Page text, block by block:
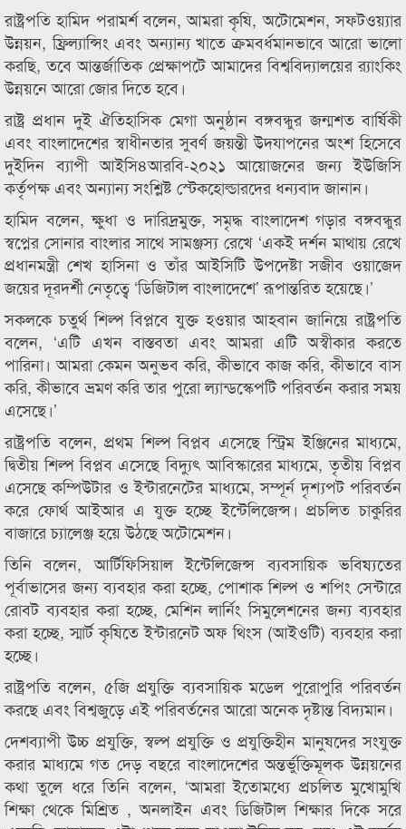
রাষ্ট্রপতি হামিদ পরামর্শ বলেন, আমরা কৃষি, অটোমেশন, সফটওয়্যার
উন্নয়ন, ফ্রিল্যান্সিং এবং অন্যান্য খাতে ক্রমবর্ধমানভাবে আরো ভালো
করছি, তবে আন্তর্জাতিক প্রেক্ষাপটে আমাদের বিশ্ববিদ্যালয়ের র‌্যাংকিং
উন্নয়নে আরো জোর দিতে হবে।
রাষ্ট্র প্রধান দুই ঐতিহাসিক মেগা অনুষ্ঠান বঙ্গবন্ধুর জন্মশত বার্ষিকী
এবং বাংলাদেশের স্বাধীনতার সুবর্ণ জয়ন্তী উদযাপনের অংশ হিসেবে
দুইদিন ব্যাপী আইসি৪আরবি-২০২১ আয়োজনের জন্য ইউজিসি
কর্তৃপক্ষ এবং অন্যান্য সংশ্লিষ্ট স্টেকহোল্ডারদের ধন্যবাদ জানান।
হামিদ বলেন, ক্ষুধা ও দারিদ্রমুক্ত, সমৃদ্ধ বাংলাদেশ গড়ার বঙ্গবন্ধুর
স্বপ্নের সোনার বাংলার সাথে সামঞ্জস্য রেখে ‘একই দর্শন মাথায় রেখে
প্রধানমন্ত্রী শেখ হাসিনা ও তাঁর আইসিটি উপদেষ্টা সজীব ওয়াজেদ
জয়ের দূরদর্শী নেতৃত্বে ‘ডিজিটাল বাংলাদেশে’ রূপান্তরিত হয়েছে।’
সকলকে চতুর্থ শিল্প বিপ্লবে যুক্ত হওয়ার আহবান জানিয়ে রাষ্ট্রপতি
বলেন, ‘এটি এখন বাস্তবতা এবং আমরা এটি অস্বীকার করতে
পারিনা। আমরা কেমন অনুভব করি, কীভাবে কাজ করি, কীভাবে বাস
করি, কীভাবে ভ্রমণ করি তার পুরো ল্যান্ডস্কেপটি পরিবর্তন করার সময়
এসেছে।’
রাষ্ট্রপতি বলেন, প্রথম শিল্প বিপ্লব এসেছে স্ট্রিম ইঞ্জিনের মাধ্যমে,
দ্বিতীয় শিল্প বিপ্লব এসেছে বিদ্যুৎ আবিস্কারের মাধ্যমে, তৃতীয় বিপ্লব
এসেছে কম্পিউটার ও ইন্টারনেটের মাধ্যমে, সম্পূর্ন দৃশ্যপট পরিবর্তন
করে ফোর্থ আইআর এ যুক্ত হচ্ছে ইন্টেলিজেন্স। প্রচলিত চাকুরির
বাজারে চ্যালেঞ্জ হয়ে উঠছে অটোমেশন।
তিনি বলেন, আর্টিফিসিয়াল ইন্টেলিজেন্স ব্যবসায়িক ভবিষ্যতের
পূর্বাভাসের জন্য ব্যবহার করা হচ্ছে, পোশাক শিল্প ও শপিং সেন্টারে
রোবট ব্যবহার করা হচ্ছে, মেশিন লার্নিং সিমুলেশনের জন্য ব্যবহার
করা হচ্ছে, স্মার্ট কৃষিতে ইন্টারনেট অফ থিংস (আইওটি) ব্যবহার করা
হচ্ছে।
রাষ্ট্রপতি বলেন, ৫জি প্রযুক্তি ব্যবসায়িক মডেল পুরোপুরি পরিবর্তন
করছে এবং বিশ্বজুড়ে এই পরিবর্তনের আরো অনেক দৃষ্টান্ত বিদ্যমান।
দেশব্যাপী উচ্চ প্রযুক্তি, স্বল্প প্রযুক্তি ও প্রযুক্তিহীন মানুষদের সংযুক্ত
করার মাধ্যমে গত দেড় বছরে বাংলাদেশের অন্তর্ভুক্তিমূলক উন্নয়নের
কথা তুলে ধরে তিনি বলেন, ‘আমরা ইতোমধ্যে প্রচলিত মুখোমুখি
শিক্ষা থেকে মিশ্রিত , অনলাইন এবং ডিজিটাল শিক্ষার দিকে সরে